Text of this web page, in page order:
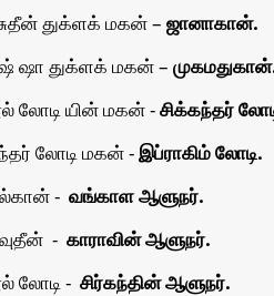
துக்ளக் மகன் – ஜானாகான்.
ஷா துக்ளக் மகன் –
லோடி யின் மகன் -சிக்கந்தர்
லோடி மகன் -இப்ராகிம் லோடி.
- வங்காள ஆளுநர்.
- காராவின் ஆளுநர்.
லோடி - சிர்கந்தின் ஆளுநர்.